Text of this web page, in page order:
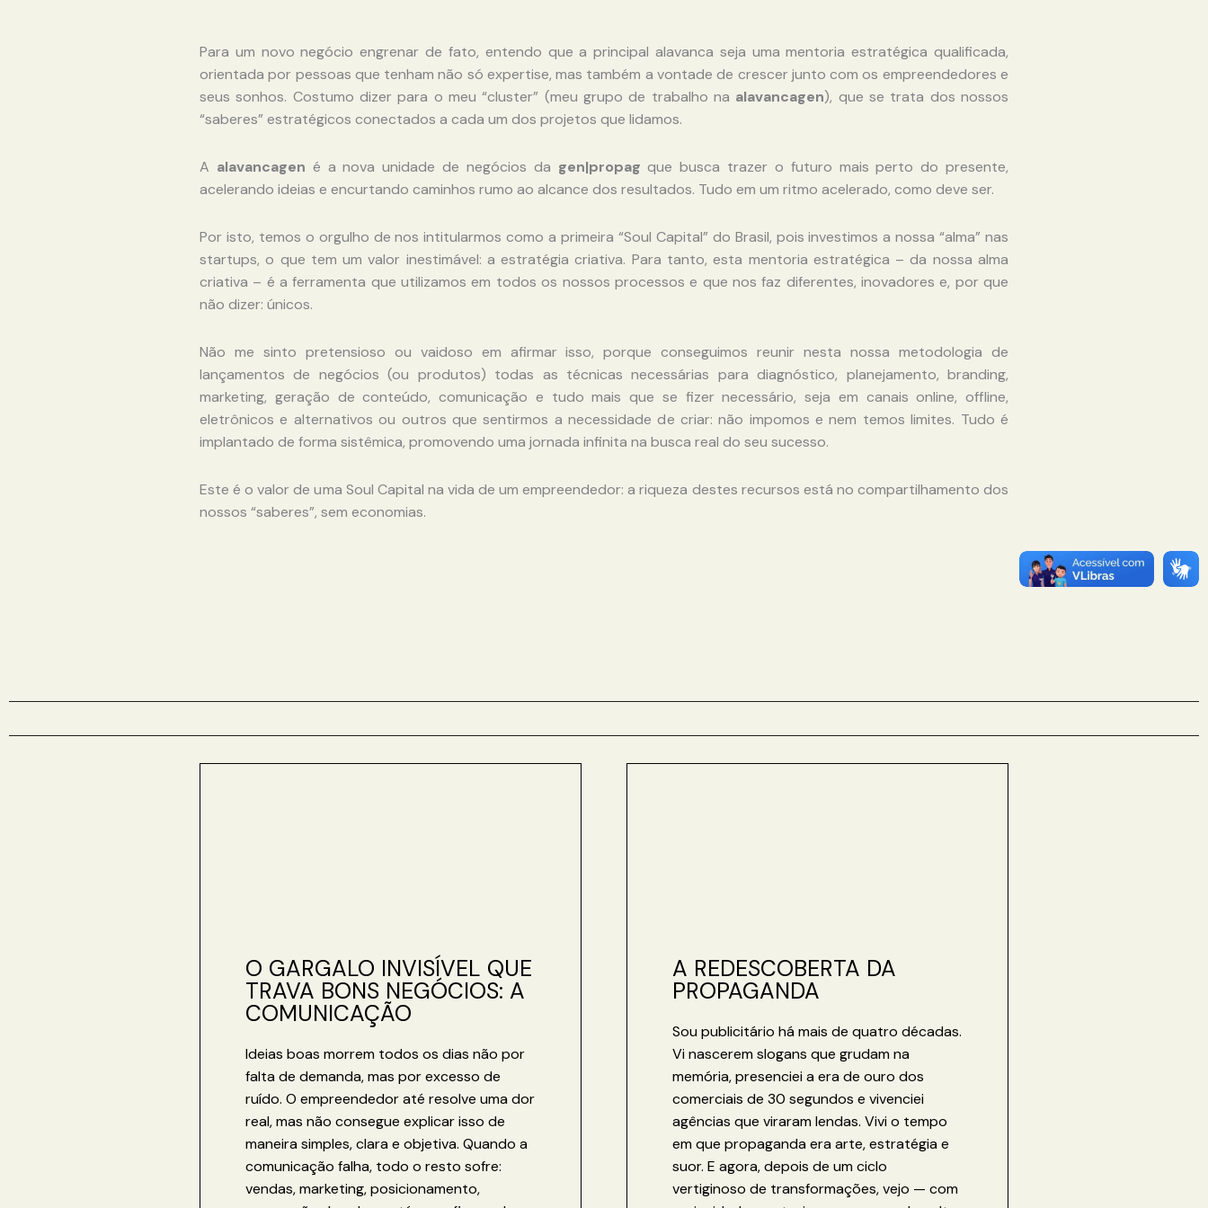
Para um novo negócio engrenar de fato, entendo que a principal alavanca seja uma mentoria estratégica qualificada,
orientada por pessoas que tenham não só expertise, mas também a vontade de crescer junto com os empreendedores e
seus sonhos. Costumo dizer para o meu “cluster” (meu grupo de trabalho na alavancagen), que se trata dos nossos
“saberes” estratégicos conectados a cada um dos projetos que lidamos.
A alavancagen é a nova unidade de negócios da gen|propag que busca trazer o futuro mais perto do presente,
acelerando ideias e encurtando caminhos rumo ao alcance dos resultados. Tudo em um ritmo acelerado, como deve ser.
Por isto, temos o orgulho de nos intitularmos como a primeira “Soul Capital” do Brasil, pois investimos a nossa “alma” nas
startups, o que tem um valor inestimável: a estratégia criativa. Para tanto, esta mentoria estratégica – da nossa alma
criativa – é a ferramenta que utilizamos em todos os nossos processos e que nos faz diferentes, inovadores e, por que
não dizer: únicos.
Não me sinto pretensioso ou vaidoso em afirmar isso, porque conseguimos reunir nesta nossa metodologia de
lançamentos de negócios (ou produtos) todas as técnicas necessárias para diagnóstico, planejamento, branding,
marketing, geração de conteúdo, comunicação e tudo mais que se fizer necessário, seja em canais online, offline,
eletrônicos e alternativos ou outros que sentirmos a necessidade de criar: não impomos e nem temos limites. Tudo é
implantado de forma sistêmica, promovendo uma jornada infinita na busca real do seu sucesso.
Este é o valor de uma Soul Capital na vida de um empreendedor: a riqueza destes recursos está no compartilhamento dos
nossos “saberes”, sem economias.
O GARGALO INVISÍVEL QUE
TRAVA BONS NEGÓCIOS: A
COMUNICAÇÃO
Ideias boas morrem todos os dias não por
falta de demanda, mas por excesso de
ruído. O empreendedor até resolve uma dor
real, mas não consegue explicar isso de
maneira simples, clara e objetiva. Quando a
comunicação falha, todo o resto sofre:
vendas, marketing, posicionamento,
A REDESCOBERTA DA
PROPAGANDA
Sou publicitário há mais de quatro décadas.
Vi nascerem slogans que grudam na
memória, presenciei a era de ouro dos
comerciais de 30 segundos e vivenciei
agências que viraram lendas. Vivi o tempo
em que propaganda era arte, estratégia e
suor. E agora, depois de um ciclo
vertiginoso de transformações, vejo — com